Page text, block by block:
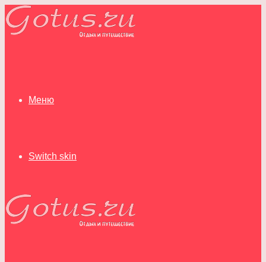
Меню
Switch skin